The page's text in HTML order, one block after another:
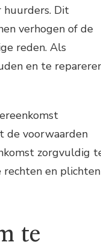
huurders. Dit
verhogen of de
reden. Als
en te
de voorwaarden
zorgvuldig
en plichten
te